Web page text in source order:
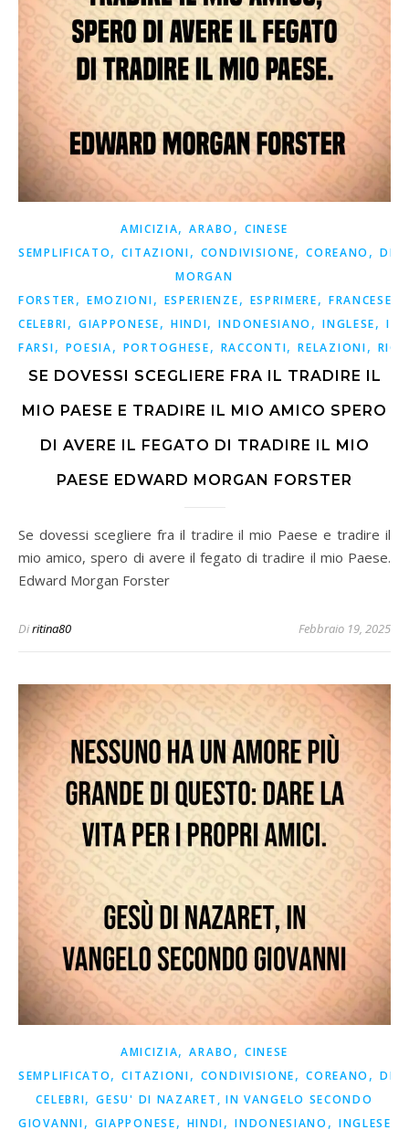
AMICIZIA,ARABO , CINESE
SEMPLIFICATO,CITAZIONI, CONDIVISIONE,COREANO ,
MORGAN
FORSTER, EMOZIONI, ESPERIENZE, ESPRIMERE, FRANCESE
CELEBRI, GIAPPONESE, HINDI,INDONESIANO ,INGLESE,
FARSI, POESIA, PORTOGHESE, RACCONTI,RELAZIONI,
SE DOVESSI SCEGLIERE FRA IL TRADIRE IL
MIO PAESE E TRADIRE IL MIO AMICO SPERO
DI AVERE IL FEGATO DI TRADIRE IL MIO
PAESE EDWARD MORGAN FORSTER
Se dovessi scegliere fra il tradire il mio Paese e tradire il
mio amico, spero di avere il fegato di tradire il mio Paese.
Edward Morgan Forster
Diritina80 Febbraio 19, 2025
AMICIZIA,ARABO , CINESE
SEMPLIFICATO,CITAZIONI, CONDIVISIONE,COREANO ,
CELEBRI,GESU' DI NAZARET, IN VANGELO SECONDO
GIOVANNI, GIAPPONESE, HINDI,INDONESIANO , INGLESE